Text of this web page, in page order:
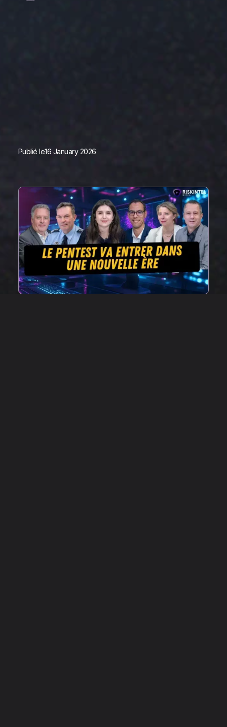
Publié le16 January 2026